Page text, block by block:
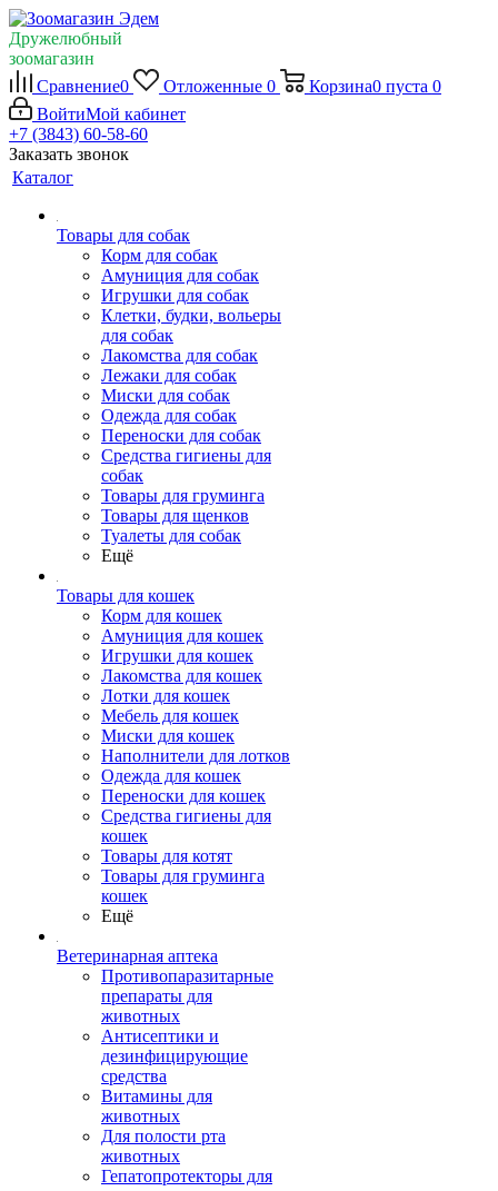
Дружелюбный
зоомагазин
Сравнение0 Отложенные 0 Корзина0 пуста 0
ВойтиМой кабинет
+7 (3843) 60-58-60
Заказать звонок
Каталог
Товары для собак
Корм для собак
Амуниция для собак
Игрушки для собак
Клетки, будки, вольеры
для собак
Лакомства для собак
Лежаки для собак
Миски для собак
Одежда для собак
Переноски для собак
Средства гигиены для
собак
Товары для груминга
Товары для щенков
Туалеты для собак
Ещё
Товары для кошек
Корм для кошек
Амуниция для кошек
Игрушки для кошек
Лакомства для кошек
Лотки для кошек
Мебель для кошек
Миски для кошек
Наполнители для лотков
Одежда для кошек
Переноски для кошек
Средства гигиены для
кошек
Товары для котят
Товары для груминга
кошек
Ещё
Ветеринарная аптека
Противопаразитарные
препараты для
животных
Антисептики и
дезинфицирующие
средства
Витамины для
животных
Для полости рта
животных
Гепатопротекторы для